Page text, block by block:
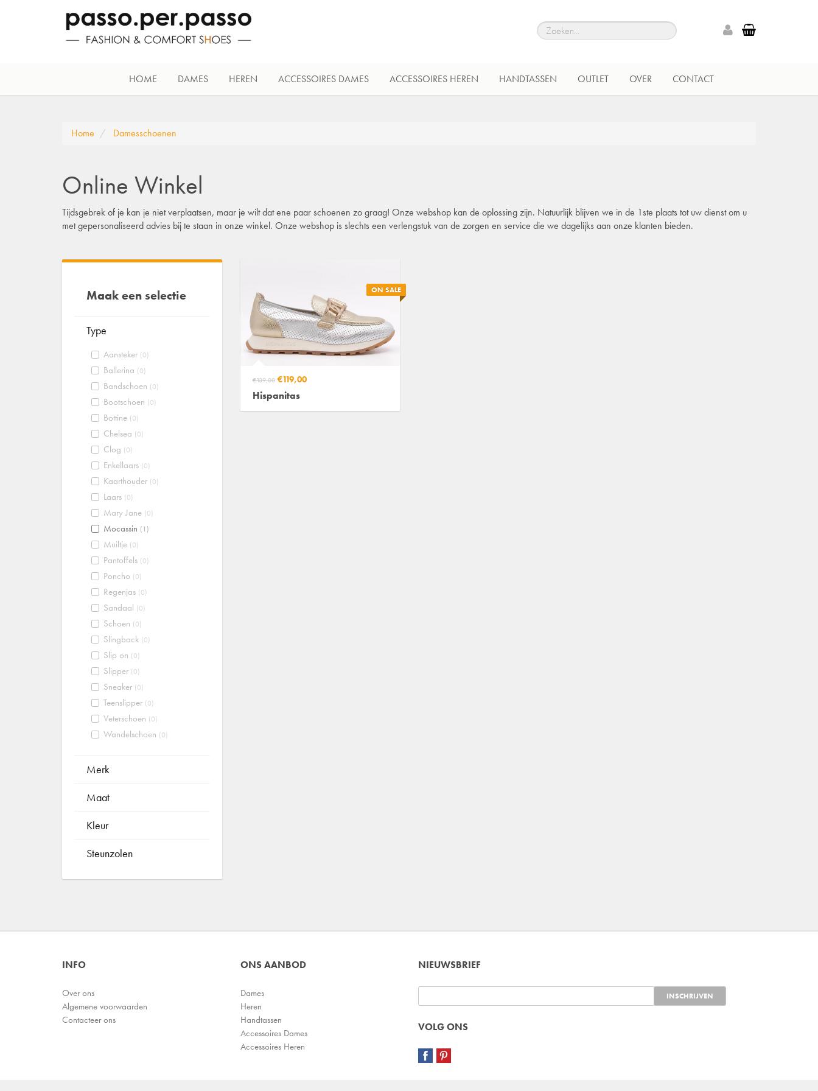
HOME DAMES HEREN ACCESSOIRES DAMES ACCESSOIRES HEREN HANDTASSEN OUTLET OVER CONTACT
Home Damesschoenen
Online Winkel
Tijdsgebrek of je kan je niet verplaatsen, maar je wilt dat ene paar schoenen zo graag! Onze webshop kan de oplossing zijn. Natuurlijk blijven we in de 1ste plaats tot uw dienst om u
met gepersonaliseerd advies bij te staan in onze winkel. Onze webshop is slechts een verlengstuk van de zorgen en service die we dagelijks aan onze klanten bieden.
ON SALE
€139,00 €119,00
Hispanitas
Maak een selectie
Type
Aansteker (0)
Ballerina (0)
Bandschoen (0)
Bootschoen (0)
Bottine (0)
Chelsea (0)
Clog (0)
Enkellaars (0)
Kaarthouder (0)
Laars (0)
Mary Jane (0)
Mocassin (1)
Muiltje (0)
Pantoffels (0)
Poncho (0)
Regenjas (0)
Sandaal (0)
Schoen (0)
Slingback (0)
Slip on (0)
Slipper (0)
Sneaker (0)
Teenslipper (0)
Veterschoen (0)
Wandelschoen (0)
Merk
Maat
Kleur
Steunzolen
INFO
Over ons
Algemene voorwaarden
Contacteer ons
ONS AANBOD
Dames
Heren
Handtassen
Accessoires Dames
Accessoires Heren
NIEUWSBRIEF
VOLG ONS